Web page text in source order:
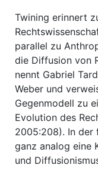
Twining erinnert
parallel zu
die Diffusion von
nennt Gabriel
Weber und
Gegenmodell zu
Evolution des
2005:208). In der
ganz analog eine
und